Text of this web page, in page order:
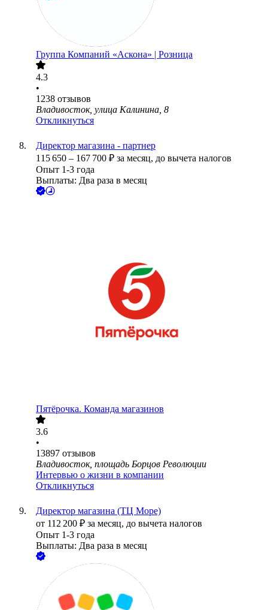
Группа Компаний «Аскона» | Розница
4.3
•
1238 отзывов
Владивосток, улица Калинина, 8
Откликнуться
Директор магазина - партнер
115 650 – 167 700 ₽ за месяц, до вычета налогов
Опыт 1-3 года
Выплаты: Два раза в месяц
Пятёрочка. Команда магазинов
3.6
•
13897 отзывов
Владивосток, площадь Борцов Революции
Интервью о жизни в компании
Откликнуться
Директор магазина (ТЦ Море)
от 112 200 ₽ за месяц, до вычета налогов
Опыт 1-3 года
Выплаты: Два раза в месяц